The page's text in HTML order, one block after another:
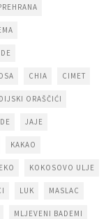
CHIA CIMET
ORAŠČIĆI
JAJE
KAKAO
KOKOSOVO ULJE
LUK MASLAC
MLJEVENI BADEMI